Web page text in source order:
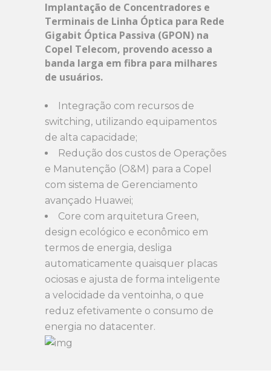
Implantação de Concentradores e
Terminais de Linha Óptica para Rede
Gigabit Óptica Passiva (GPON) na
Copel Telecom, provendo acesso a
banda larga em fibra para milhares
de usuários.
Integração com recursos de
switching, utilizando equipamentos
de alta capacidade;
Redução dos custos de Operações
e Manutenção (O&M) para a Copel
com sistema de Gerenciamento
avançado Huawei;
Core com arquitetura Green,
design ecológico e econômico em
termos de energia, desliga
automaticamente quaisquer placas
ociosas e ajusta de forma inteligente
a velocidade da ventoinha, o que
reduz efetivamente o consumo de
energia no datacenter.